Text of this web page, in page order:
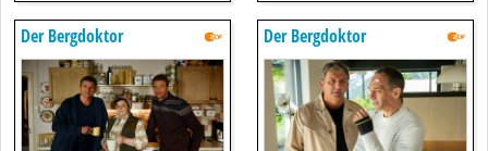
Der Bergdoktor Der Bergdoktor